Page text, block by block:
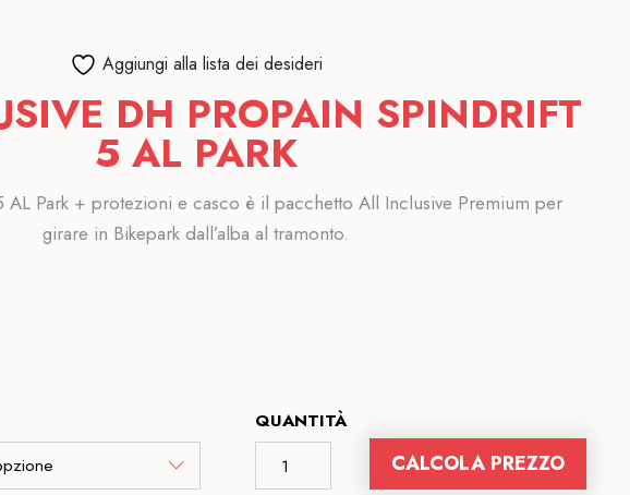
Aggiungi alla lista dei desideri
DH PROPAIN SPINDRIFT
5 AL PARK
AL Park + protezioni e casco è il pacchetto All Inclusive Premium per
girare in Bikepark dall’alba al tramonto.
QUANTITÀ
CALCOLA PREZZO